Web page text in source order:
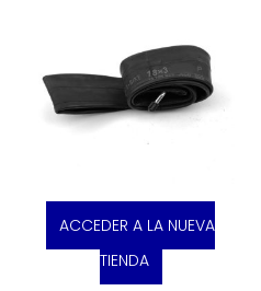
ACCEDER A LA NUEVA
TIENDA